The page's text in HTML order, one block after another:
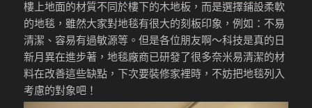
樓上地面的材質不同於樓下的木地板，而是選擇鋪設柔軟
的地毯，雖然大家對地毯有很大的刻板印象，例如：不易
清潔、容易有過敏源等。但是各位朋友啊～科技是真的日
新月異在進步著，地毯廠商已研發了很多奈米易清潔的材
料在改善這些缺點，下次要裝修家裡時，不妨把地毯列入
考慮的對象吧！